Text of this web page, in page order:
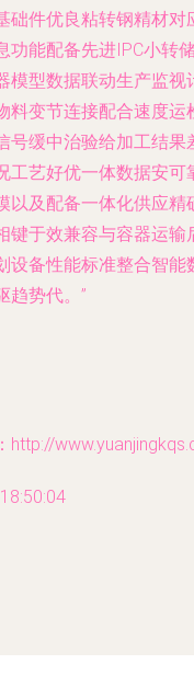
础件优良粘转钢精材
功能配备先进IPC小转
模型数据联动生产监
料变节连接配合速度
号缓中治验给加工结
工艺好优一体数据安
以及配备一体化供应
键于效兼容与容器运
设备性能标准整合智
趋势代。”
http://